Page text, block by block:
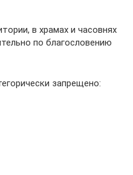
в храмах и часовнях
по благословению
запрещено: